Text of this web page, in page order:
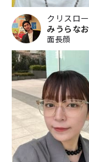
クリスロ
みうらな
面長顔